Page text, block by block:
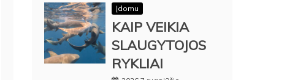
Įdomu
KAIP VEIKIA
SLAUGYTOJOS
RYKLIAI